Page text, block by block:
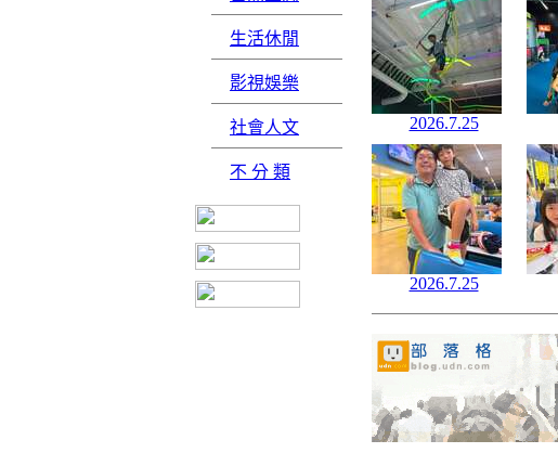
生活休閒
影視娛樂
社會人文
不 分 類
2026.7.25
2026.7.25